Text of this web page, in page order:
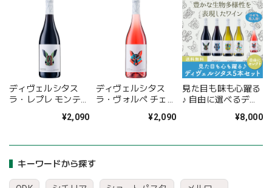
キーワードから探す
ディヴェルシタス
ラ・レプレ モンテプ
¥2,090
ディヴェルシタス
ラ・ヴォルペ チェラ
¥2,090
見た目も味も心躍る
♪ 自由に選べるディ
料〉（B705013）
¥8,000